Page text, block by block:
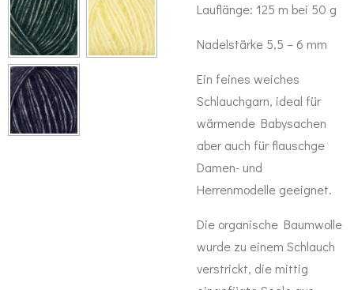
Lauflänge: 125 m bei 50 g
Nadelstärke 5,5 – 6 mm
Ein feines weiches
Schlauchgarn, ideal für
wärmende Babysachen
aber auch für flauschge
Damen- und
Herrenmodelle geeignet.
Die organische Baumwolle
wurde zu einem Schlauch
verstrickt, die mittig